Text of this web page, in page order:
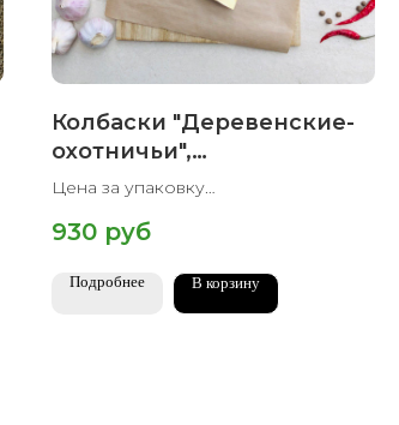
Колбаски "Деревенские-
охотничьи",
сырокопченые, Халяль,
Цена за упаковку
930 руб
Подробнее В корзину